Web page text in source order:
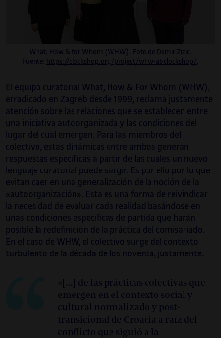
What, How & for Whom (WHW). Foto de Damir-Zizic.
Fuente:
https://clockshop.org/project/whw-at-clockshop/
El equipo curatorial What, How & For Whom (WHW),
erradicado en Zagreb desde 1999, reclama justamente
atención sobre las relaciones que se establecen entre
una iniciativa autoorganizada y las condiciones del
lugar del cual emergen. Para las miembros del
colectivo, estas dinámicas entre ambos generan
respuestas específicas a partir de las cuales un nuevo
lenguaje curatorial puede surgir. Es por ello por lo que
evitan caer en una generalización de la noción de la
«autoorganización». Esta es una forma de reivindicar
la necesidad de evaluar cada realidad basándose en
unas condiciones específicas de partida que harán
posible la redefinición de la práctica del comisariado.
En el caso de WHW, el colectivo surge del contexto
turbulento de la década de los noventa, justamente:
«[…] de las prácticas colectivas que
emergen en el contexto social y
cultural normalizado y post-
transicional de Croacia a raíz del
conflicto que siguió a la